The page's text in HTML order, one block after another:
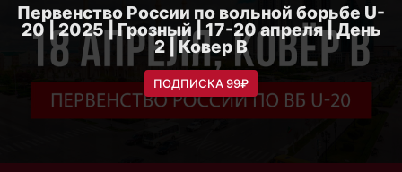
Первенство России по вольной борьбе U-
20 | 2025 | Грозный | 17-20 апреля | День
2 | Ковер B
ПОДПИСКА 99₽